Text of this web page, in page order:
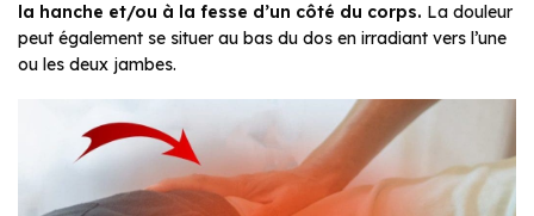
la hanche et/ou à la fesse d’un côté du corps. La douleur
peut également se situer au bas du dos en irradiant vers l’une
ou les deux jambes.